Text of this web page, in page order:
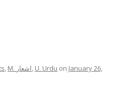
, M. اشعار, U. Urdu on January 26,